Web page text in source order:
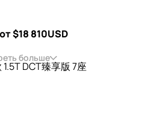
от $18 810USD
больше